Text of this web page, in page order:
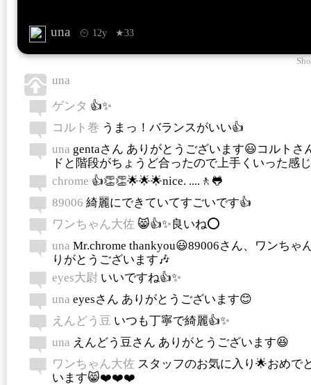
una 12y ★33
una
ゲンタ 👍✨
コルト巻 うまっ！バランスがいい👍
una gentaさん ありがとうございます😃コルトさ
ドと階段がちょうど合ったので上手くいった感
chrome 👍👏👏🌟🌟🌟nice. ....🚶🐸
89006 綺麗にできていてすごいです👍
ワンちゃん大佐 😸👍✨良いね⭕️
una Mr.chrome thankyou😃89006さん、ワンちゃ
りがとうございます🎶
eyes大尉 いいですね👍✨
una eyesさん ありがとうございます😊
えんどう豆 いつも丁寧で綺麗👍✨
una えんどう豆さん ありがとうございます😆
ワンちゃん大佐 スタッフのお気に入り🌟おめで
います😸❤️❤️❤️